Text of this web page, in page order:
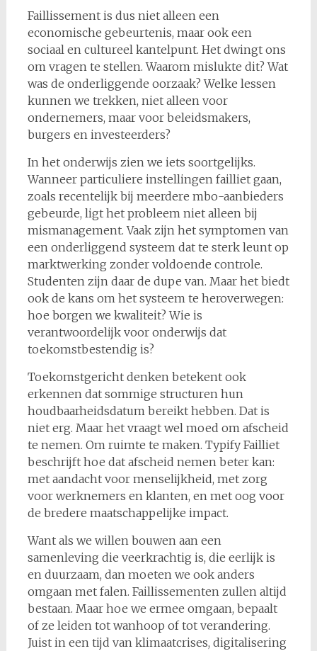
Faillissement is dus niet alleen een
economische gebeurtenis, maar ook een
sociaal en cultureel kantelpunt. Het dwingt ons
om vragen te stellen. Waarom mislukte dit? Wat
was de onderliggende oorzaak? Welke lessen
kunnen we trekken, niet alleen voor
ondernemers, maar voor beleidsmakers,
burgers en investeerders?
In het onderwijs zien we iets soortgelijks.
Wanneer particuliere instellingen failliet gaan,
zoals recentelijk bij meerdere mbo-aanbieders
gebeurde, ligt het probleem niet alleen bij
mismanagement. Vaak zijn het symptomen van
een onderliggend systeem dat te sterk leunt op
marktwerking zonder voldoende controle.
Studenten zijn daar de dupe van. Maar het biedt
ook de kans om het systeem te heroverwegen:
hoe borgen we kwaliteit? Wie is
verantwoordelijk voor onderwijs dat
toekomstbestendig is?
Toekomstgericht denken betekent ook
erkennen dat sommige structuren hun
houdbaarheidsdatum bereikt hebben. Dat is
niet erg. Maar het vraagt wel moed om afscheid
te nemen. Om ruimte te maken. Typify Failliet
beschrijft hoe dat afscheid nemen beter kan:
met aandacht voor menselijkheid, met zorg
voor werknemers en klanten, en met oog voor
de bredere maatschappelijke impact.
Want als we willen bouwen aan een
samenleving die veerkrachtig is, die eerlijk is
en duurzaam, dan moeten we ook anders
omgaan met falen. Faillissementen zullen altijd
bestaan. Maar hoe we ermee omgaan, bepaalt
of ze leiden tot wanhoop of tot verandering.
Juist in een tijd van klimaatcrises, digitalisering